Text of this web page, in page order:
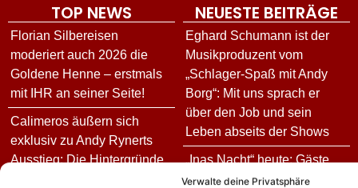
Verwalte deine Privatsphäre
TOP NEWS
Florian Silbereisen
moderiert auch 2026 die
Goldene Henne – erstmals
mit IHR an seiner Seite!
Calimeros äußern sich
exklusiv zu Andy Rynerts
Ausstieg: Die Hintergründe
NEUESTE BEITRÄGE
Eghard Schumann ist der
Musikproduzent vom
„Schlager-Spaß mit Andy
Borg“: Mit uns sprach er
über den Job und sein
Leben abseits der Shows
„Inas Nacht“ heute: Gäste
und Vorschau zur Folge am